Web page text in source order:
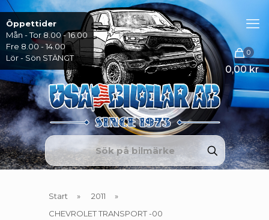
0
0,00 kr
Öppettider
Mån - Tor 8.00 - 16.00
Fre 8.00 - 14.00
Lör - Sön STÄNGT
Start » 2011
»
CHEVROLET TRANSPORT -00